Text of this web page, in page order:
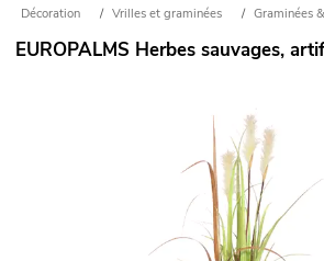
Décoration / Vrilles et graminées / Graminées
EUROPALMS Herbes sauvages,